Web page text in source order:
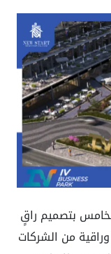
بتصميم راقٍ
من الشركات